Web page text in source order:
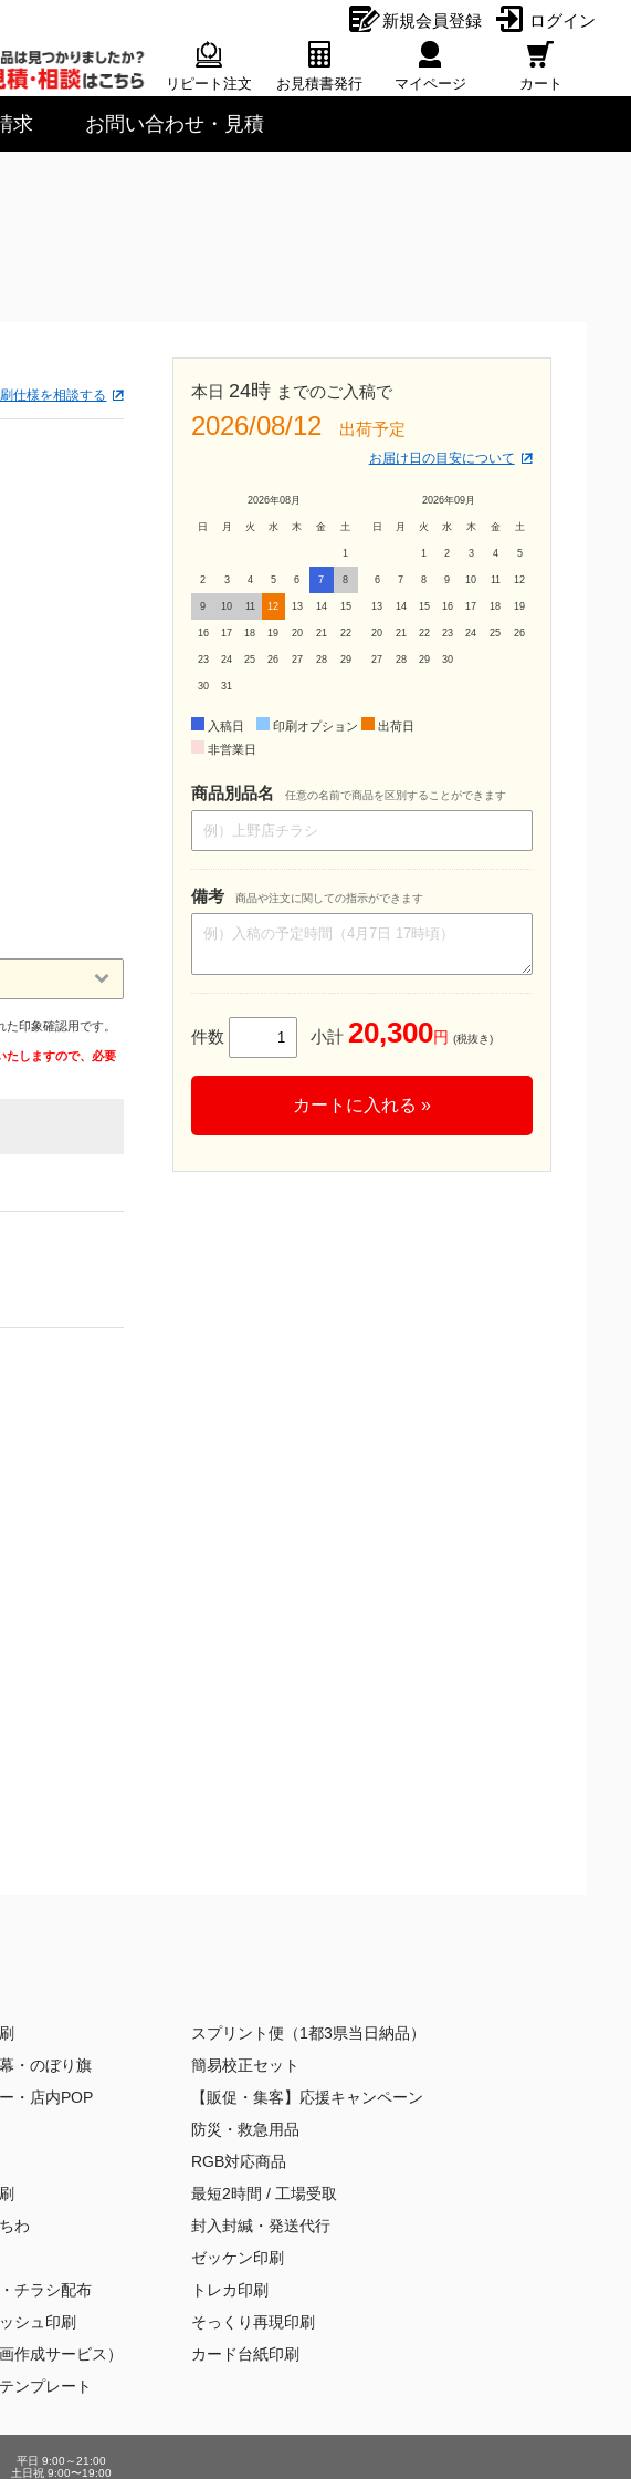
新規会員登録 ログイン
リピート注文
お見積書発行 マイページ カート
求 お問い合わせ・見積
仕様を相談する
印象確認用です。
たしますので、必要
本日 24時 までのご入稿で
2026/08/12 出荷予定
お届け日の目安について
2026年08月
日 月 火 水 木 金 土
1
2 3 4 5 6 7 8
9 10 11 12 13 14 15
16 17 18 19 20 21 22
23 24 25 26 27 28 29
30 31
2026年09月
日 月 火 水 木 金 土
1 2 3 4 5
6 7 8 9 10 11 12
13 14 15 16 17 18 19
20 21 22 23 24 25 26
27 28 29 30
入稿日 印刷オプション
出荷日
非営業日
商品別品名 任意の名前で商品を区別することができます
備考 商品や注文に関しての指示ができます
件数 小計 20,300円 (税抜き)
カートに入れる »
・のぼり旗
・店内POP
わ
チラシ配布
シュ印刷
作成サービス）
ンプレート
スプリント便（1都3県当日納品）
簡易校正セット
【販促・集客】応援キャンペーン
防災・救急用品
RGB対応商品
最短2時間 / 工場受取
封入封緘・発送代行
ゼッケン印刷
トレカ印刷
そっくり再現印刷
カード台紙印刷
平日 9:00～21:00
土日祝 9:00〜19:00